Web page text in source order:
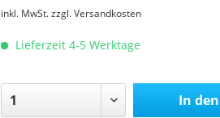
inkl. MwSt.zzgl. Versandkosten
Lieferzeit 4-5 Werktage
In den